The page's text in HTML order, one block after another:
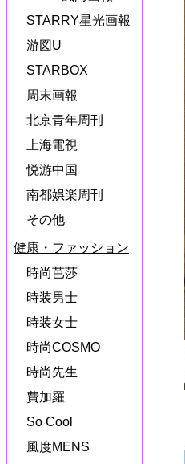
STARRY星光画報
游図U
STARBOX
周末画報
北京青年周刊
上海電視
悦游中国
南都娯楽周刊
その他
健康・ファッション
時尚芭莎
時装男士
時装女士
時尚COSMO
時尚先生
費加羅
So Cool
風度MENS